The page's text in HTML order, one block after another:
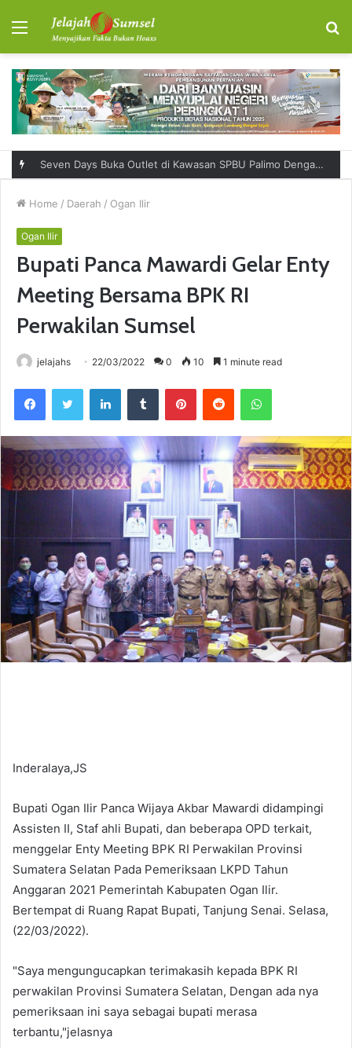
Menu
Seven Days Buka Outlet di Kawasan SPBU Palimo Dengan Konsep One Stop Hangout Destination
Home / Daerah / Ogan Ilir
Ogan Ilir
Bupati Panca Mawardi Gelar Enty
Meeting Bersama BPK RI
Perwakilan Sumsel
jelajahs 22/03/2022 0 10 1 minute read
Inderalaya,JS
Bupati Ogan Ilir Panca Wijaya Akbar Mawardi didampingi
Assisten II, Staf ahli Bupati, dan beberapa OPD terkait,
menggelar Enty Meeting BPK RI Perwakilan Provinsi
Sumatera Selatan Pada Pemeriksaan LKPD Tahun
Anggaran 2021 Pemerintah Kabupaten Ogan Ilir.
Bertempat di Ruang Rapat Bupati, Tanjung Senai. Selasa,
(22/03/2022).
"Saya mengungucapkan terimakasih kepada BPK RI
perwakilan Provinsi Sumatera Selatan, Dengan ada nya
pemeriksaan ini saya sebagai bupati merasa
terbantu,"jelasnya